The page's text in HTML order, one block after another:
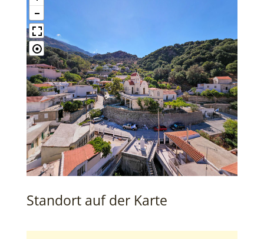
Standort auf der Karte